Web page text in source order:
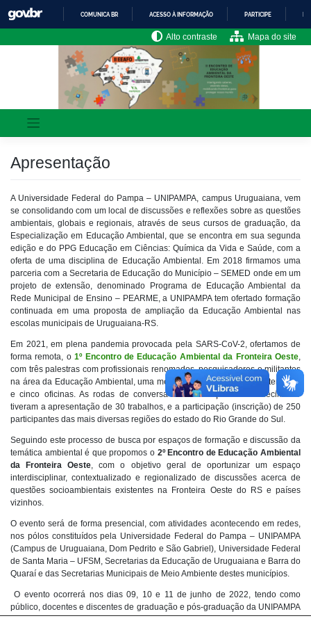
content
IR
PARA
CONTEÚDO
COMUNICA BR ACESSO À INFORMAÇÃO PARTICIPE
Alto contraste Mapa do site
Apresentação
A Universidade Federal do Pampa – UNIPAMPA, campus Uruguaiana, vem
se consolidando com um local de discussões e reflexões sobre as questões
ambientais, globais e regionais, através de seus cursos de graduação, da
Especialização em Educação Ambiental, que se encontra em sua segunda
edição e do PPG Educação em Ciências: Química da Vida e Saúde, com a
oferta de uma disciplina de Educação Ambiental. Em 2018 firmamos uma
parceria com a Secretaria de Educação do Município – SEMED onde em um
projeto de extensão, denominado Programa de Educação Ambiental da
Rede Municipal de Ensino – PEARME, a UNIPAMPA tem ofertado formação
continuada em uma proposta de ampliação da Educação Ambiental nas
escolas municipais de Uruguaiana-RS.
Em 2021, em plena pandemia provocada pela SARS-CoV-2, ofertamos de
forma remota, o1º Encontro de Educação Ambiental da Fronteira Oeste,
com três palestras com profissionais renomados, pesquisadores e militantes
na área da Educação Ambiental, uma mesa de discussões sobre a temática
e cinco oficinas. As rodas de conversa e socialização do conhecimento
tiveram a apresentação de 30 trabalhos, e a participação (inscrição) de 250
participantes das mais diversas regiões do estado do Rio Grande do Sul.
Seguindo este processo de busca por espaços de formação e discussão da
temática ambiental é que propomos o 2º Encontro de Educação Ambiental
da Fronteira Oeste, com o objetivo geral de oportunizar um espaço
interdisciplinar, contextualizado e regionalizado de discussões acerca de
questões socioambientais existentes na Fronteira Oeste do RS e países
vizinhos.
O evento será de forma presencial, com atividades acontecendo em redes,
nos pólos constituídospela Universidade Federal do Pampa – UNIPAMPA
(Campus de Uruguaiana, Dom Pedrito e São Gabriel), Universidade Federal
de Santa Maria – UFSM, Secretarias da Educação de Uruguaiana e Barra do
Quaraí e das Secretarias Municipais de Meio Ambiente destes municípios.
O evento ocorrerá nos dias 09, 10 e 11 de junho de 2022, tendo como
público, docentes e discentes de graduação e pós-graduação da UNIPAMPA
e da UFSM, bem como os professores da educação básica da rede